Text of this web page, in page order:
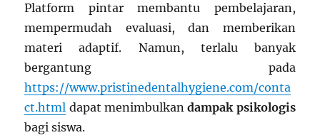
Platform pintar membantu pembelajaran,
mempermudah evaluasi, dan memberikan
materi adaptif. Namun, terlalu banyak
bergantung pada
https://www.pristinedentalhygiene.com/conta
ct.html dapat menimbulkandampak psikologis
bagi siswa.